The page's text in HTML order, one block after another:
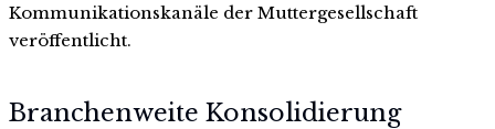
Kommunikationskanäle der Muttergesellschaft
veröffentlicht.
Branchenweite Konsolidierung